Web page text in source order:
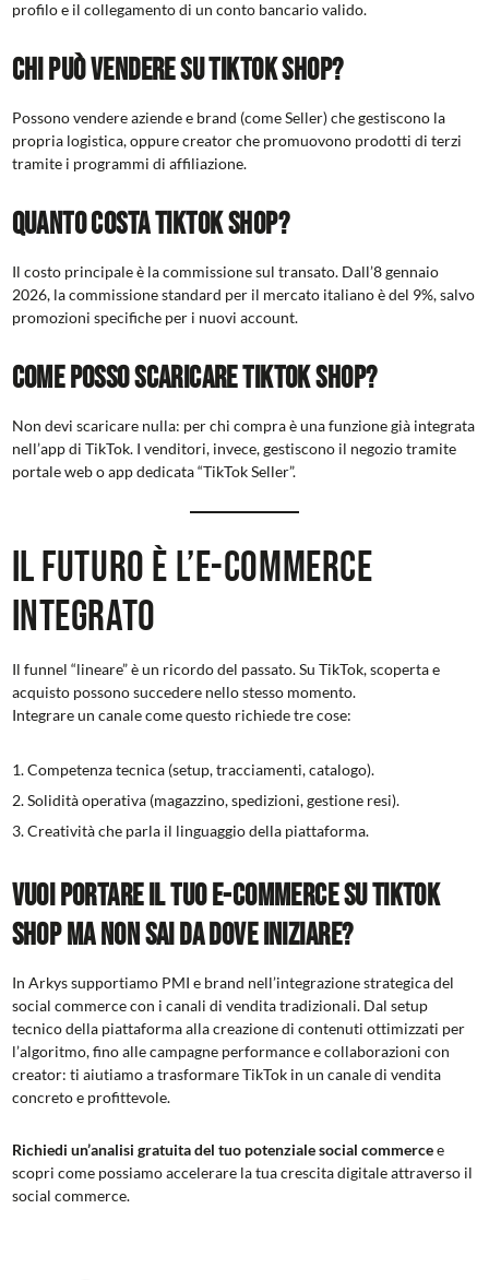
profilo e il collegamento di un conto bancario valido.
Chi può vendere su TikTok Shop?
Possono vendere aziende e brand (come Seller) che gestiscono la
propria logistica, oppure creator che promuovono prodotti di terzi
tramite i programmi di affiliazione.
Quanto costa TikTok Shop?
Il costo principale è la commissione sul transato. Dall’8 gennaio
2026, la commissione standard per il mercato italiano è del 9%, salvo
promozioni specifiche per i nuovi account.
Come posso scaricare TikTok Shop?
Non devi scaricare nulla: per chi compra è una funzione già integrata
nell’app di TikTok. I venditori, invece, gestiscono il negozio tramite
portale web o app dedicata “TikTok Seller”.
Il futuro è l’e-commerce
integrato
Il funnel “lineare” è un ricordo del passato. Su TikTok, scoperta e
acquisto possono succedere nello stesso momento.
Integrare un canale come questo richiede tre cose:
Competenza tecnica (setup, tracciamenti, catalogo).
Solidità operativa (magazzino, spedizioni, gestione resi).
Creatività che parla il linguaggio della piattaforma.
Vuoi portare il tuo e-commerce su TikTok
Shop ma non sai da dove iniziare?
In Arkys supportiamo PMI e brand nell’integrazione strategica del
social commerce con i canali di vendita tradizionali. Dal setup
tecnico della piattaforma alla creazione di contenuti ottimizzati per
l’algoritmo, fino alle campagne performance e collaborazioni con
creator: ti aiutiamo a trasformare TikTok in un canale di vendita
concreto e profittevole.
Richiedi un’analisi gratuita del tuo potenziale social commercee
scopri come possiamo accelerare la tua crescita digitale attraverso il
social commerce.